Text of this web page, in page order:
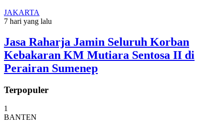
JAKARTA
7 hari yang lalu
Jasa Raharja Jamin Seluruh Korban
Kebakaran KM Mutiara Sentosa II di
Perairan Sumenep
Terpopuler
1
BANTEN